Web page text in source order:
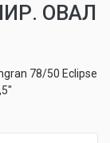
ОВАЛ
78/50 Eclipse